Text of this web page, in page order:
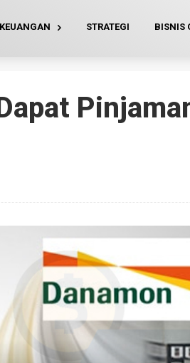
KEUANGAN STRATEGI BISNIS